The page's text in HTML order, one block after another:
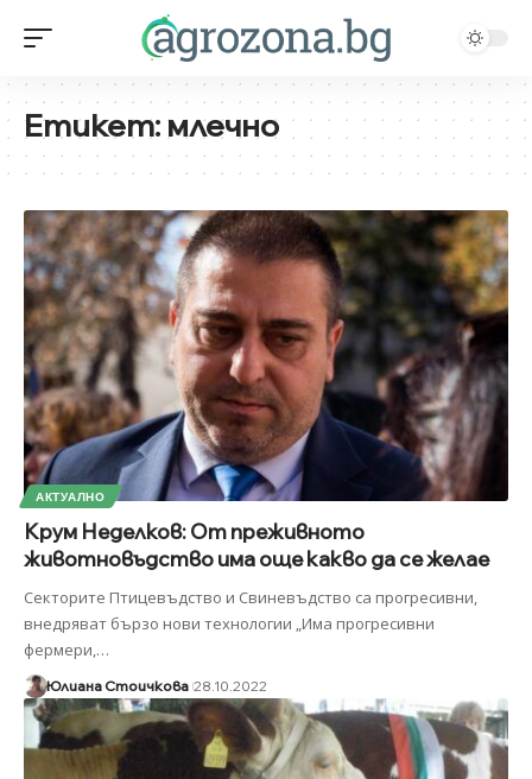
Етикет:млечно
АКТУАЛНО
Крум Неделков: От преживното
животновъдство има още какво да се желае
Секторите Птицевъдство и Свиневъдство са прогресивни,
внедряват бързо нови технологии „Има прогресивни
фермери,…
Юлиана Стоичкова 28.10.2022